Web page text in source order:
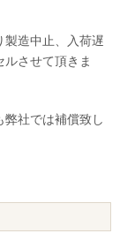
製造中止、入荷遅
させて頂きま
社では補償致し